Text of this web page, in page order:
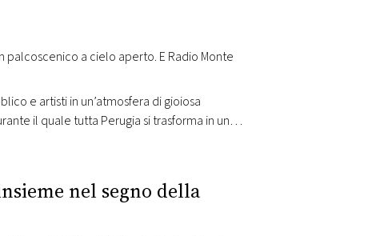
palcoscenico a cielo aperto. E Radio Monte
e artisti in un’atmosfera di gioiosa
il quale tutta Perugia si trasforma in un
e ne racconta il…
nel segno della